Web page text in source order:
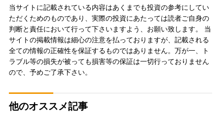
当サイトに記載されている内容はあくまでも投資の参考にしてい
ただくためのものであり、実際の投資にあたっては読者ご自身の
判断と責任において行って下さいますよう、お願い致します。 当
サイトの掲載情報は細心の注意を払っておりますが、記載される
全ての情報の正確性を保証するものではありません。万が一、ト
ラブル等の損失が被っても損害等の保証は一切行っておりません
ので、予めご了承下さい。
他のオススメ記事